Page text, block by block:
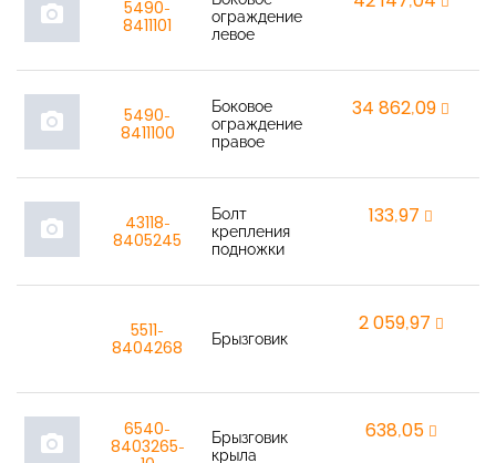
photo_camera
5490-
8411101
ограждение
левое
photo_camera
5490-
8411100
Боковое
ограждение
правое
34 862,09
photo_camera
43118-
8405245
Болт
крепления
подножки
133,97
5511-
8404268
Брызговик
2 059,97
photo_camera
6540-
8403265-
Брызговик
крыла
638,05